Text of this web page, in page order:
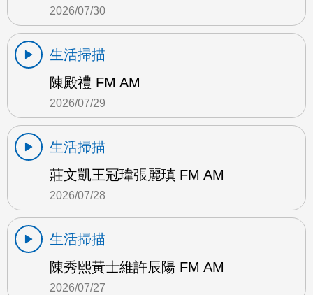
2026/07/30
生活掃描
陳殿禮 FM AM
2026/07/29
生活掃描
莊文凱王冠瑋張麗瑱 FM AM
2026/07/28
生活掃描
陳秀熙黃士維許辰陽 FM AM
2026/07/27